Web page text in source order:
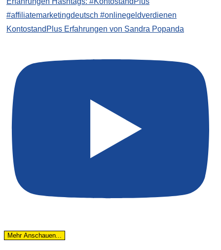
KontostandPlus Erfahrungen von Sandra Popanda
Mehr Anschauen...